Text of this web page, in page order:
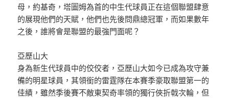
母，約基奇，塔圖姆為首的中生代球員正在這個聯盟肆意
的展現他們的天賦，他們也先後問鼎總冠軍，而如果數年
之後，誰將會是聯盟的最強門面呢？
亞歷山大
身為新生代球員中的佼佼者，亞歷山大如今已成為攻守兼
備的明星球員，其領銜的雷霆隊在本賽季豪取聯盟第一的
佳績，雖然季後賽不敵東契奇率領的獨行俠折戟次輪，但